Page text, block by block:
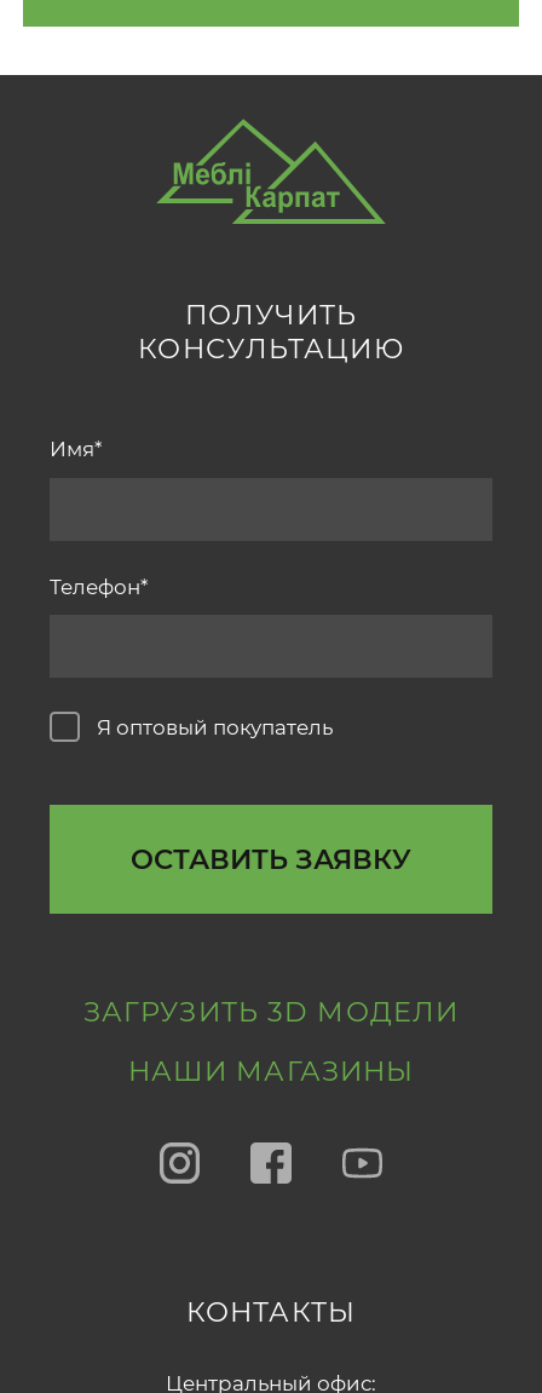
КОНТАКТЫ
Центральный офис:
ЗАГРУЗИТЬ 3D МОДЕЛИ
НАШИ МАГАЗИНЫ
ПОЛУЧИТЬ
КОНСУЛЬТАЦИЮ
Имя
Телефон
Я оптовый покупатель
ОСТАВИТЬ ЗАЯВКУ